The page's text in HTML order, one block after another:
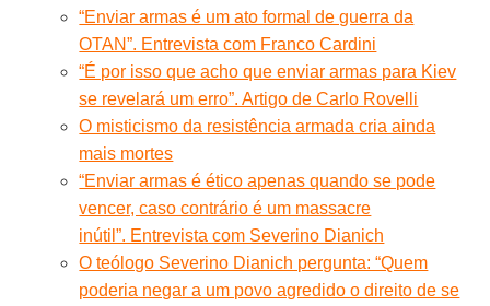
“Enviar armas é um ato formal de guerra da
OTAN”. Entrevista com Franco Cardini
“É por isso que acho que enviar armas para Kiev
se revelará um erro”. Artigo de Carlo Rovelli
O misticismo da resistência armada cria ainda
mais mortes
“Enviar armas é ético apenas quando se pode
vencer, caso contrário é um massacre
inútil”. Entrevista com Severino Dianich
O teólogo Severino Dianich pergunta: “Quem
poderia negar a um povo agredido o direito de se